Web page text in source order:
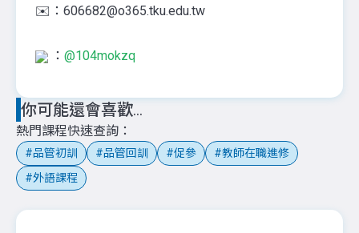
✉️：606682@o365.tku.edu.tw
： @104mokzq
你可能還會喜歡...
熱門課程快速查詢
品管初訓 品管回訓 促參
教師在職進修
外語課程